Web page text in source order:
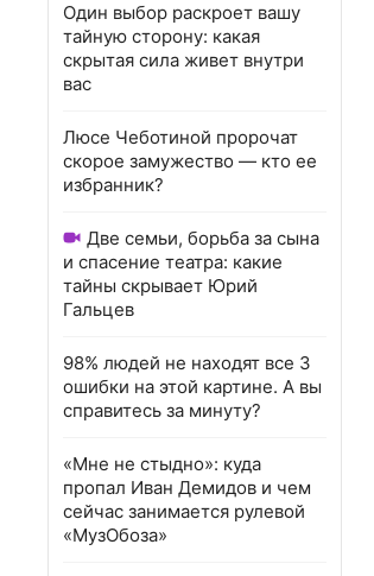
Один выбор раскроет вашу
тайную сторону: какая
скрытая сила живет внутри
вас
Люсе Чеботиной пророчат
скорое замужество — кто ее
избранник?
Две семьи, борьба за сына
и спасение театра: какие
тайны скрывает Юрий
Гальцев
98% людей не находят все 3
ошибки на этой картине. А вы
справитесь за минуту?
«Мне не стыдно»: куда
пропал Иван Демидов и чем
сейчас занимается рулевой
«МузОбоза»